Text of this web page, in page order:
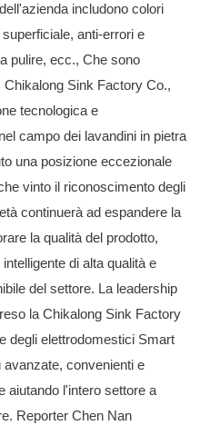
includono colori
anti-errori e
pulire, ecc., Che sono
Sink Factory Co.,
tecnologica e
campo dei lavandini in pietra
una posizione eccezionale
vinto il riconoscimento degli
continuerà ad espandere la
la qualità del prodotto,
di alta qualità e
del settore. La leadership
la Chikalong Sink Factory
degli elettrodomestici Smart
avanzate, convenienti e
aiutando l'intero settore a
Reporter Chen Nan